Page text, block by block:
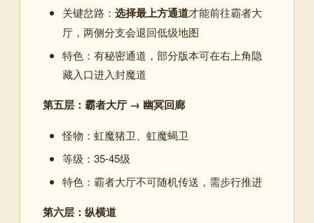
关键岔路： 选择最上方通道才能前往霸者大
厅，两侧分支会退回低级地图
特色：有秘密通道，部分版本可在右上角隐
藏入口进入封魔道
第五层：霸者大厅 → 幽冥回廊
怪物：虹魔猪卫、虹魔蝎卫
等级：35-45级
特色：霸者大厅不可随机传送，需步行推进
第六层：纵横道